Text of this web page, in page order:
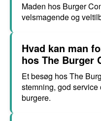
Maden hos Burger
velsmagende og
Hvad kan man
hos The Burger
Et besøg hos The
stemning, god
burgere.